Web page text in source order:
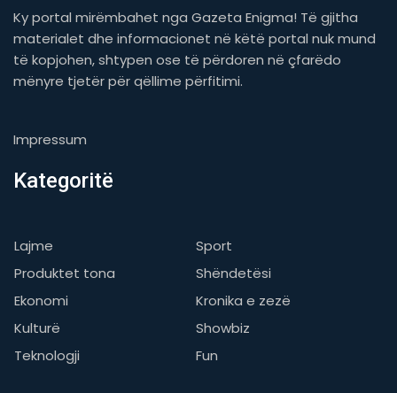
Ky portal mirëmbahet nga Gazeta Enigma! Të gjitha
materialet dhe informacionet në këtë portal nuk mund
të kopjohen, shtypen ose të përdoren në çfarëdo
mënyre tjetër për qëllime përfitimi.
Impressum
Kategoritë
Lajme
Sport
Produktet tona
Shëndetësi
Ekonomi
Kronika e zezë
Kulturë
Showbiz
Teknologji
Fun